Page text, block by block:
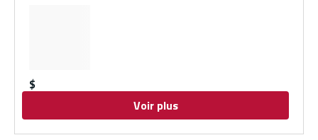
$
Voir plus